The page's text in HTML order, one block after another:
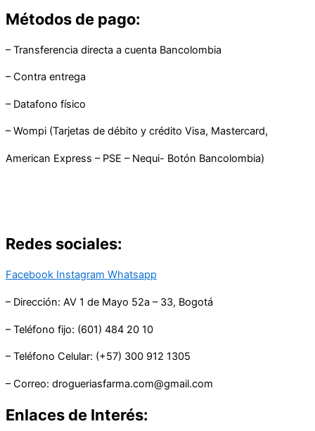
Métodos de pago:
– Transferencia directa a cuenta Bancolombia
– Contra entrega
– Datafono físico
– Wompi (Tarjetas de débito y crédito Visa, Mastercard,
American Express – PSE – Nequi- Botón Bancolombia)
Redes sociales:
Facebook Instagram Whatsapp
– Dirección: AV 1 de Mayo 52a – 33, Bogotá
– Teléfono fijo: (601) 484 20 10
– Teléfono Celular: (+57) 300 912 1305
– Correo: drogueriasfarma.com@gmail.com
Enlaces de Interés: